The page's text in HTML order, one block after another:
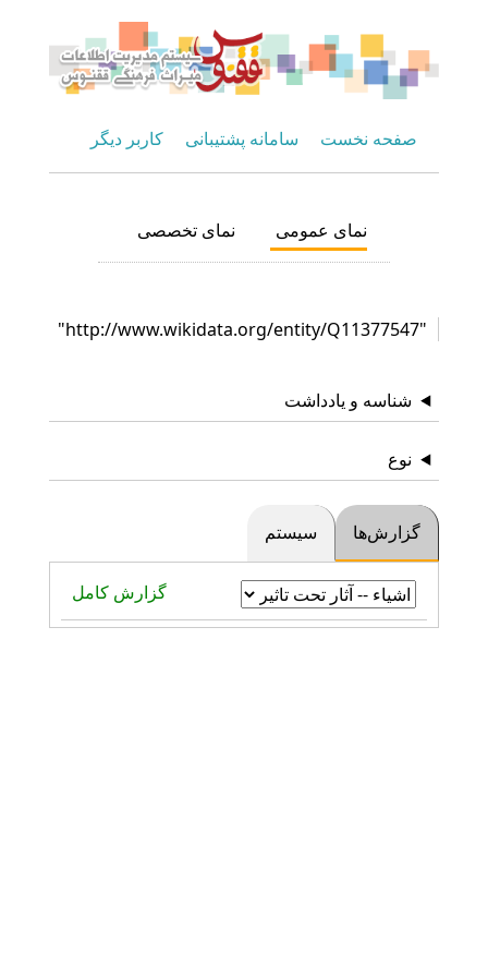
صفحه نخست سامانه پشتیبانی کاربر دیگر
نمای عمومی نمای تخصصی
"http://www.wikidata.org/entity/Q11377547"
شناسه و یادداشت
نوع
گزارش‌ها سیستم
گزارش کامل